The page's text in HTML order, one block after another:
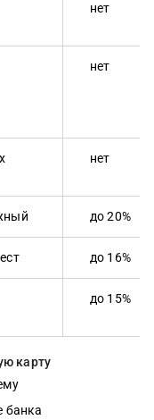
нет
нет
нет
до 20%
до 16%
до 15%
карту
банка